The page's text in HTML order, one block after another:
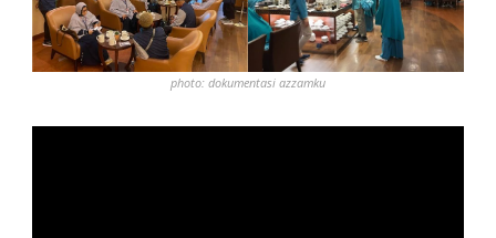
photo: dokumentasi azzamku